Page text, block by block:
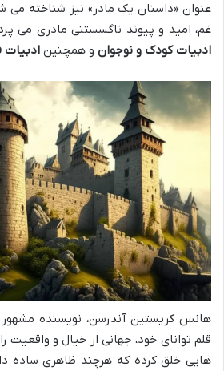
عنوان «داستان یک مادر» نیز شناخته
غم، امید و پیوند ناگسستنی مادری می
ادبیات کودک و نوجوان و همچنین ادبیات
هانس کریستین آندرسن، نویسنده مشهور
قلم توانای خود، جهانی از خیال و واقعیت
هایی خلق کرده که هرچند ظاهری ساده